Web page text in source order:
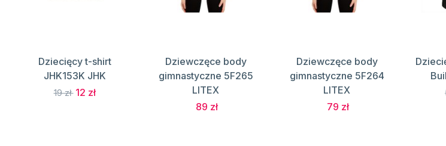
Dziecięcy t-shirt
JHK153K JHK
19 zł 12 zł
Dziewczęce body
gimnastyczne 5F265
LITEX
89 zł
Dziewczęce body
gimnastyczne 5F264
LITEX
79 zł